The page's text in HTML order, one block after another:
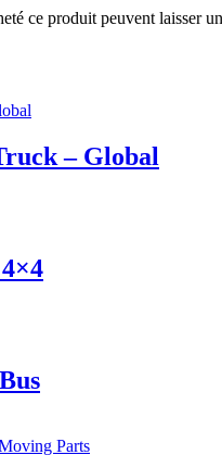
ce produit peuvent laisser
– Global